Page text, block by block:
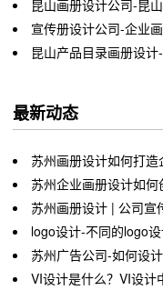
昆山画册设计公司-昆
宣传册设计公司-企业
昆山产品目录画册设
最新动态
苏州画册设计如何打
苏州企业画册设计如
苏州画册设计 | 公司宣
logo设计-不同的logo
苏州广告公司-如何设
VI设计是什么？VI设计